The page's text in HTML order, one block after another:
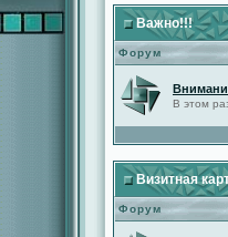
Важно!!!
Форум
В этом
Визитная
Форум